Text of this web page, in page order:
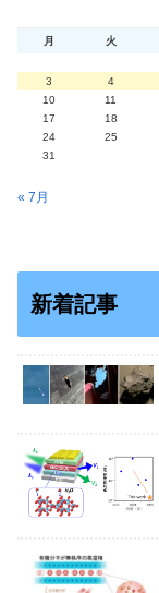
月 火
3
4
10
11
17
18
24
25
31
« 7月
新着記事